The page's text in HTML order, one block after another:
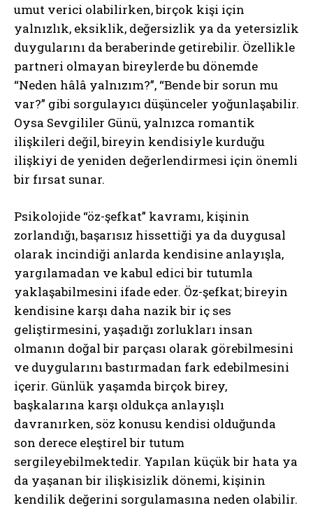
umut verici olabilirken, birçok kişi için
yalnızlık, eksiklik, değersizlik ya da yetersizlik
duygularını da beraberinde getirebilir. Özellikle
partneri olmayan bireylerde bu dönemde
“Neden hâlâ yalnızım?”, “Bende bir sorun mu
var?” gibi sorgulayıcı düşünceler yoğunlaşabilir.
Oysa Sevgililer Günü, yalnızca romantik
ilişkileri değil, bireyin kendisiyle kurduğu
ilişkiyi de yeniden değerlendirmesi için önemli
bir fırsat sunar.
Psikolojide “öz-şefkat” kavramı, kişinin
zorlandığı, başarısız hissettiği ya da duygusal
olarak incindiği anlarda kendisine anlayışla,
yargılamadan ve kabul edici bir tutumla
yaklaşabilmesini ifade eder. Öz-şefkat; bireyin
kendisine karşı daha nazik bir iç ses
geliştirmesini, yaşadığı zorlukları insan
olmanın doğal bir parçası olarak görebilmesini
ve duygularını bastırmadan fark edebilmesini
içerir. Günlük yaşamda birçok birey,
başkalarına karşı oldukça anlayışlı
davranırken, söz konusu kendisi olduğunda
son derece eleştirel bir tutum
sergileyebilmektedir. Yapılan küçük bir hata ya
da yaşanan bir ilişkisizlik dönemi, kişinin
kendilik değerini sorgulamasına neden olabilir.